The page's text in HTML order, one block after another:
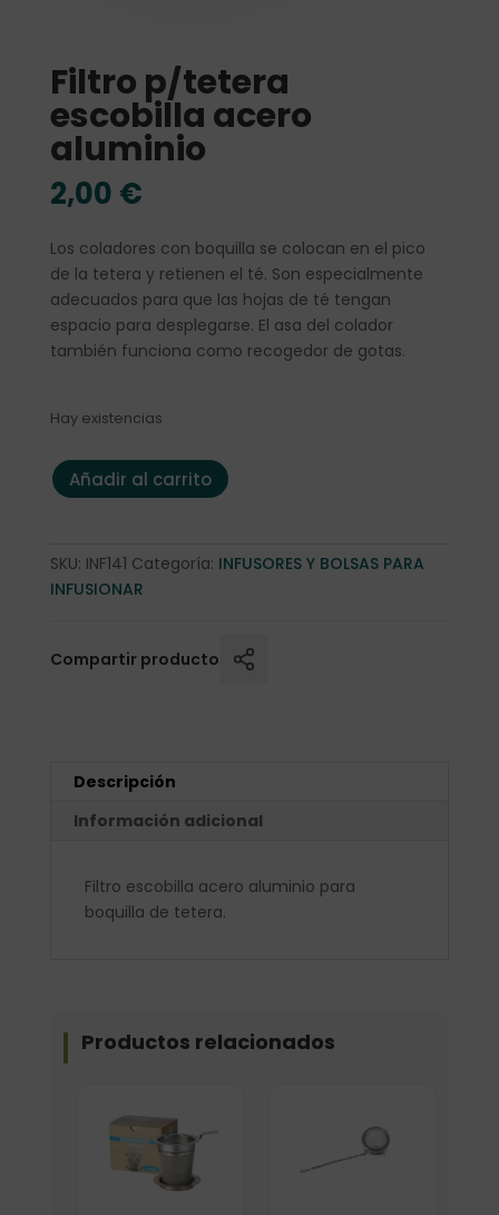
Filtro p/tetera
escobilla acero
aluminio
2,00 €
Los coladores con boquilla se colocan en el pico
de la tetera y retienen el té. Son especialmente
adecuados para que las hojas de té tengan
espacio para desplegarse. El asa del colador
también funciona como recogedor de gotas.
Hay existencias
Filtro p/tetera escobilla acero aluminio cantidad
Añadir al carrito
SKU: INF141 Categoría: INFUSORES Y BOLSAS PARA
INFUSIONAR
Compartir producto
Descripción
Información adicional
Filtro escobilla acero aluminio para
boquilla de tetera.
Productos relacionados